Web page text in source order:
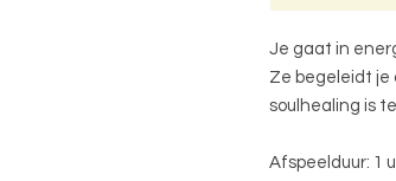
Je gaat in
Ze begeleidt je
soulhealing is
Afspeelduur: 1